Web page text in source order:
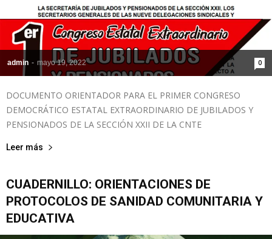
admin - mayo 19, 2022 0
DOCUMENTO ORIENTADOR PARA EL PRIMER CONGRESO
DEMOCRÁTICO ESTATAL EXTRAORDINARIO DE JUBILADOS Y
PENSIONADOS DE LA SECCIÓN XXII DE LA CNTE
Leer más
CUADERNILLO: ORIENTACIONES DE
PROTOCOLOS DE SANIDAD COMUNITARIA Y
EDUCATIVA